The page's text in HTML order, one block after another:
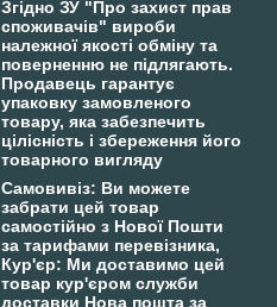
Згідно ЗУ "Про захист прав
споживачів" вироби
належної якості обміну та
поверненню не підлягають.
Продавець гарантує
упаковку замовленого
товару, яка забезпечить
цілісність і збереження його
товарного вигляду
Самовивіз: Ви можете
забрати цей товар
самостійно з Нової Пошти
за тарифами перевізника,
Кур'єр: Ми доставимо цей
товар кур'єром служби
доставки Нова пошта за